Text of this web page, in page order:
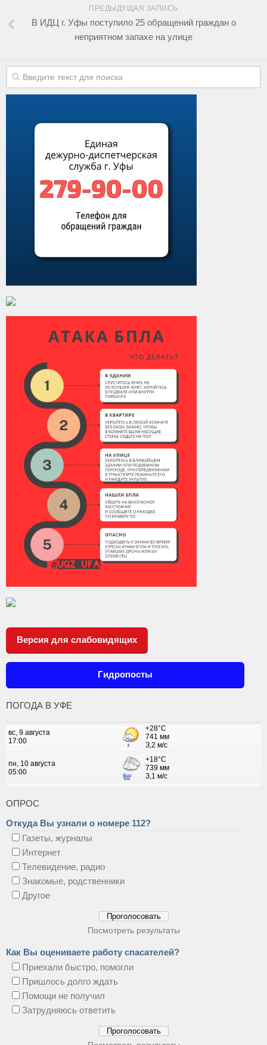
ПРЕДЫДУЩАЯ ЗАПИСЬ
В ИДЦ г. Уфы поступило 25 обращений граждан о
неприятном запахе на улице
Версия для слабовидящих
Гидропосты
ПОГОДА В УФЕ
ОПРОС
Откуда Вы узнали о номере 112?
Газеты, журналы
Интернет
Телевидение, радио
Знакомые, родственники
Другое
Посмотреть результаты
Как Вы оцениваете работу спасателей?
Приехали быстро, помогли
Пришлось долго ждать
Помощи не получил
Затрудняюсь ответить